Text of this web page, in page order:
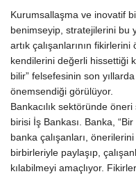
Kurumsallaşma ve inovatif
benimseyip, stratejilerini bu
artık çalışanlarının
kendilerini değerli hissettiği
bilir” felsefesinin son
önemsendiği görülüyor.
Bankacılık sektöründe
birisi İş Bankası. Banka,
banka çalışanları,
birbirleriyle paylaşıp,
kılabilmeyi amaçlıyor.